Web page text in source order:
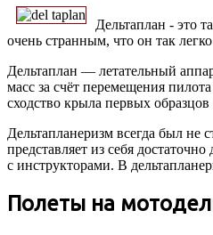
Дельтаплан - это
очень странным, что он так
Дельтаплан — летательный
масс за счёт перемещения
сходство крыла первых
Дельтапланеризм всегда был не
представляет из себя
с инструкторами. В
Полеты на